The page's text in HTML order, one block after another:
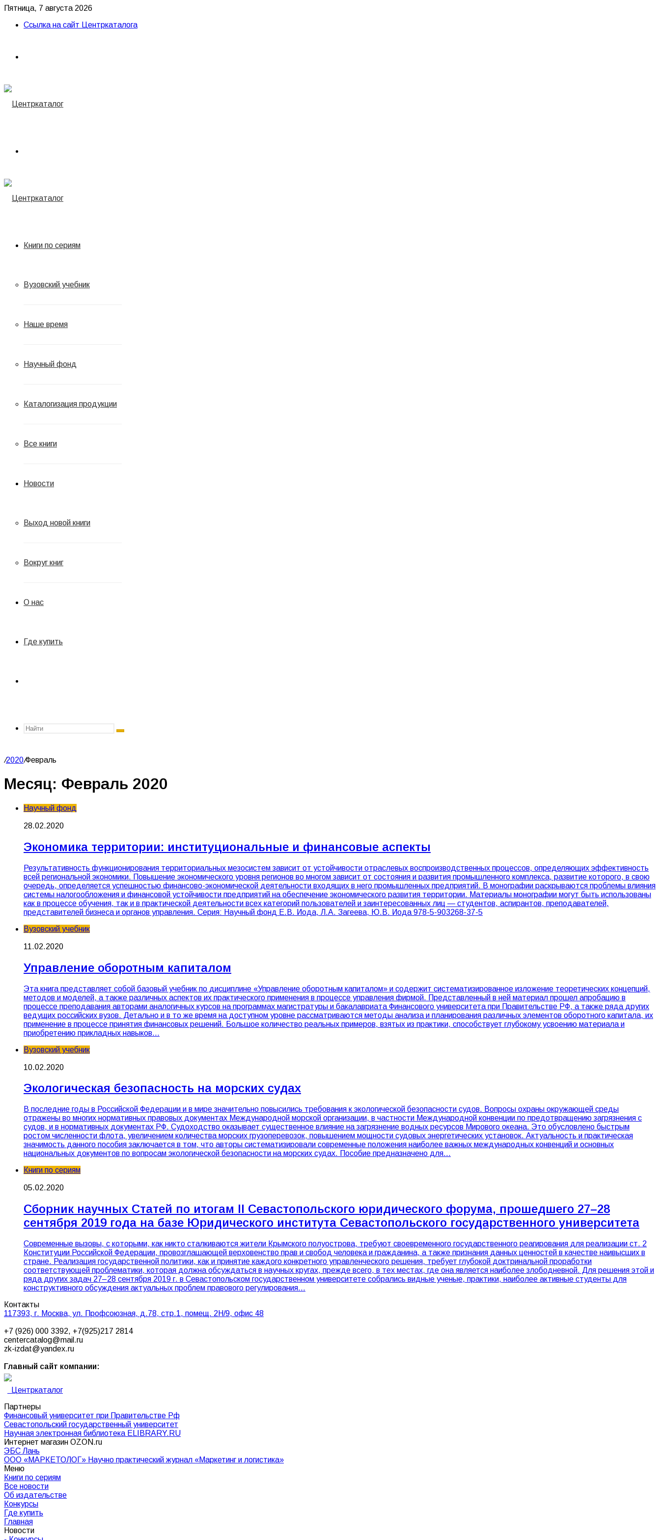
Пятница, 7 августа 2026
Ссылка на сайт Центркаталога
Книги по сериям
Вузовский учебник
Наше время
Научный фонд
Каталогизация продукции
Все книги
Новости
Выход новой книги
Вокруг книг
О нас
Где купить
Найти
/2020/Февраль
Месяц: Февраль 2020
Научный фонд
28.02.2020
Экономика территории: институциональные и финансовые аспекты
Результативность функционирования территориальных мезосистем зависит от устойчивости отраслевых воспроизводственных процессов, определяющих эффективность
всей региональной экономики. Повышение экономического уровня регионов во многом зависит от состояния и развития промышленного комплекса, развитие которого, в свою
очередь, определяется успешностью финансово-экономической деятельности входящих в него промышленных предприятий. В монографии раскрываются проблемы влияния
системы налогообложения и финансовой устойчивости предприятий на обеспечение экономического развития территории. Материалы монографии могут быть использованы
как в процессе обучения, так и в практической деятельности всех категорий пользователей и заинтересованных лиц — студентов, аспирантов, преподавателей,
представителей бизнеса и органов управления. Серия: Научный фонд Е.В. Иода, Л.А. Загеева, Ю.В. Иода 978-5-903268-37-5
Вузовский учебник
11.02.2020
Управление оборотным капиталом
Эта книга представляет собой базовый учебник по дисциплине «Управление оборотным капиталом» и содержит систематизированное изложение теоретических концепций,
методов и моделей, а также различных аспектов их практического применения в процессе управления фирмой. Представленный в ней материал прошел апробацию в
процессе преподавания авторами аналогичных курсов на программах магистратуры и бакалавриата Финансового университета при Правительстве РФ, а также ряда других
ведущих российских вузов. Детально и в то же время на доступном уровне рассматриваются методы анализа и планирования различных элементов оборотного капитала, их
применение в процессе принятия финансовых решений. Большое количество реальных примеров, взятых из практики, способствует глубокому усвоению материала и
приобретению прикладных навыков…
Вузовский учебник
10.02.2020
Экологическая безопасность на морских судах
В последние годы в Российской Федерации и в мире значительно повысились требования к экологической безопасности судов. Вопросы охраны окружающей среды
отражены во многих нормативных правовых документах Международной морской организации, в частности Международной конвенции по предотвращению загрязнения с
судов, и в нормативных документах РФ. Судоходство оказывает существенное влияние на загрязнение водных ресурсов Мирового океана. Это обусловлено быстрым
ростом численности флота, увеличением количества морских грузоперевозок, повышением мощности судовых энергетических установок. Актуальность и практическая
значимость данного пособия заключается в том, что авторы систематизировали современные положения наиболее важных международных конвенций и основных
национальных документов по вопросам экологической безопасности на морских судах. Пособие предназначено для…
Книги по сериям
05.02.2020
Сборник научных Статей по итогам II Севастопольского юридического форума, прошедшего 27–28
сентября 2019 года на базе Юридического института Севастопольского государственного университета
Современные вызовы, с которыми, как никто сталкиваются жители Крымского полуострова, требуют своевременного государственного реагирования для реализации ст. 2
Конституции Российской Федерации, провозглашающей верховенство прав и свобод человека и гражданина, а также признания данных ценностей в качестве наивысших в
стране. Реализация государственной политики, как и принятие каждого конкретного управленческого решения, требует глубокой доктринальной проработки
соответствующей проблематики, которая должна обсуждаться в научных кругах, прежде всего, в тех местах, где она является наиболее злободневной. Для решения этой и
ряда других задач 27–28 сентября 2019 г. в Севастопольском государственном университете собрались видные ученые, практики, наиболее активные студенты для
конструктивного обсуждения актуальных проблем правового регулирования…
Контакты
117393, г. Москва, ул. Профсоюзная, д.78, стр.1, помещ. 2Н/9, офис 48
+7 (926) 000 3392, +7(925)217 2814
centercatalog@mail.ru
zk-izdat@yandex.ru
Главный сайт компании:
Центркаталог
Партнеры
Финансовый университет при Правительстве Рф
Севастопольский государственный университет
Научная электронная библиотека ELIBRARY.RU
Интернет магазин OZON.ru
ЭБС Лань
OOO «МАРКЕТОЛОГ» Научно практический журнал «Маркетинг и логистика»
Меню
Книги по сериям
Все новости
Об издательстве
Конкурсы
Где купить
Главная
Новости